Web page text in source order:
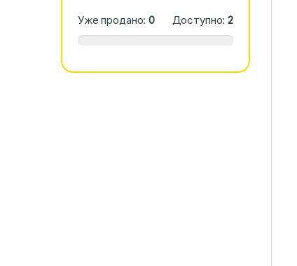
Уже продано:0 Доступно:2